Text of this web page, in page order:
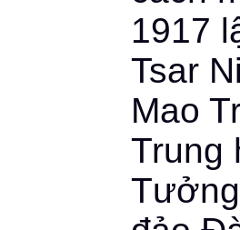
1917
Tsar
Mao
Trung